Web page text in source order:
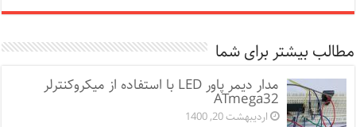
مطالب بیشتر برای شما
مدار دیمر پاور LED با استفاده از میکروکنترلر
ATmega32
اردیبهشت 20, 1400